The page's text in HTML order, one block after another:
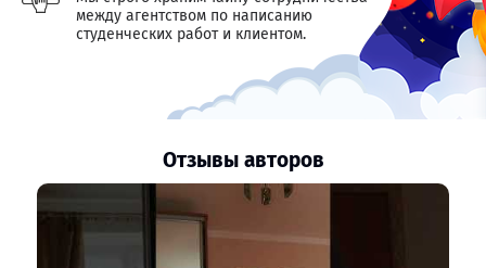
между агентством по написанию
студенческих работ и клиентом.
Отзывы авторов